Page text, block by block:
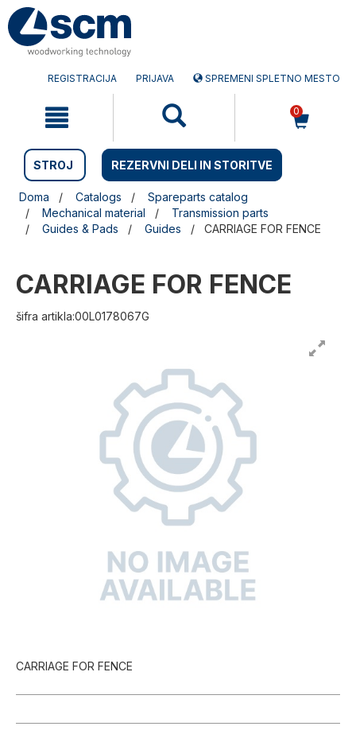
Preskočite
na
vsebino
Preskočite
na
navigacijski
REGISTRACIJA PRIJAVA SPREMENI SPLETNO MESTO
0
STROJ REZERVNI DELI IN STORITVE
Doma Catalogs
Spareparts catalog
Mechanical material
Transmission parts
Guides & Pads
Guides CARRIAGE FOR FENCE
CARRIAGE FOR FENCE
šifra artikla:00L0178067G
CARRIAGE FOR FENCE